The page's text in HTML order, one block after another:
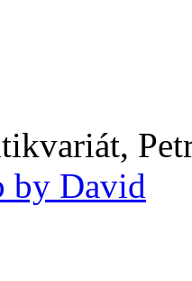
by David